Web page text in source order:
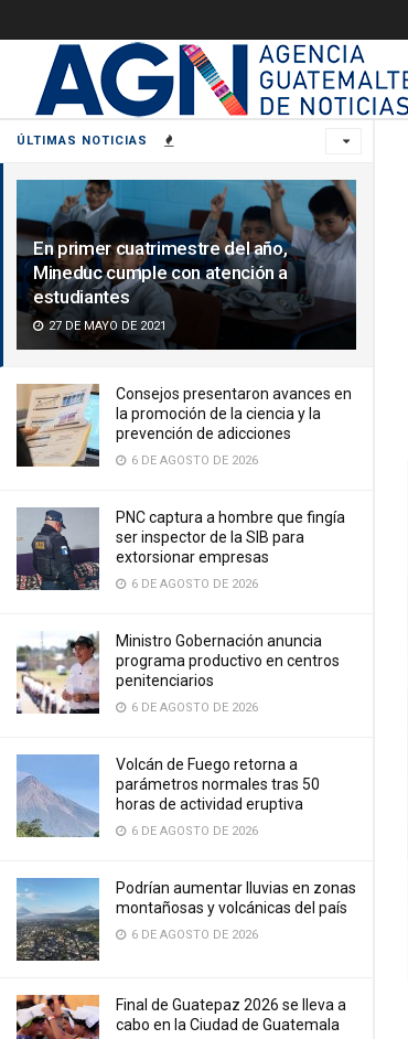
ÚLTIMAS NOTICIAS
En primer cuatrimestre del año,
Mineduc cumple con atención a
estudiantes
27 DE MAYO DE 2021
Consejos presentaron avances en
la promoción de la ciencia y la
prevención de adicciones
6 DE AGOSTO DE 2026
PNC captura a hombre que fingía
ser inspector de la SIB para
extorsionar empresas
6 DE AGOSTO DE 2026
Ministro Gobernación anuncia
programa productivo en centros
penitenciarios
6 DE AGOSTO DE 2026
Volcán de Fuego retorna a
parámetros normales tras 50
horas de actividad eruptiva
6 DE AGOSTO DE 2026
Podrían aumentar lluvias en zonas
montañosas y volcánicas del país
6 DE AGOSTO DE 2026
Final de Guatepaz 2026 se lleva a
cabo en la Ciudad de Guatemala